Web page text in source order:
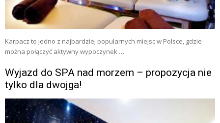
Karpacz to jedno z najbardziej popularnych miejsc w Polsce, gdzie
można połączyć aktywny wypoczynek …
Wyjazd do SPA nad morzem – propozycja nie
tylko dla dwojga!